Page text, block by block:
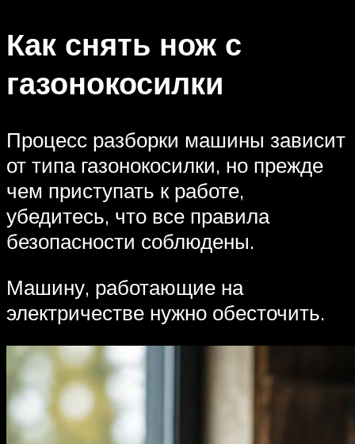
Как снять нож с
газонокосилки
Процесс разборки машины зависит
от типа газонокосилки, но прежде
чем приступать к работе,
убедитесь, что все правила
безопасности соблюдены.
Машину, работающие на
электричестве нужно обесточить.